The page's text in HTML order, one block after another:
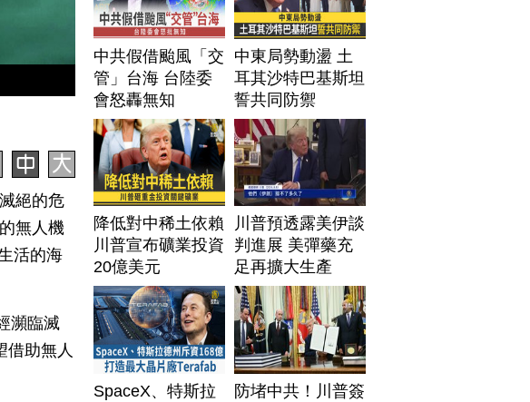
絕的危
無人機
活的海
瀕臨滅
借助無人
中共假借颱風「交
管」台海 台陸委
會怒轟無知
中東局勢動盪 土
耳其沙特巴基斯坦
誓共同防禦
降低對中稀土依賴
川普宣布礦業投資
20億美元
川普預透露美伊談
判進展 美彈藥充
足再擴大生產
SpaceX、特斯拉
防堵中共！川普簽